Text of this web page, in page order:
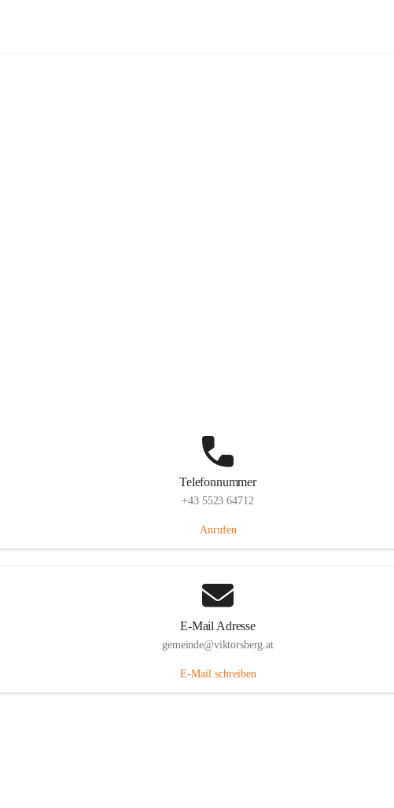
Telefonnummer
+43 5523 64712
Anrufen
E-Mail Adresse
gemeinde@viktorsberg.at
E-Mail schreiben